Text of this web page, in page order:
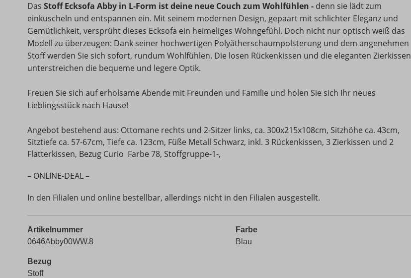
Das Stoff Ecksofa Abby in L-Form ist deine neue Couch zum Wohlfühlen - denn sie lädt zum
einkuscheln und entspannen ein. Mit seinem modernen Design, gepaart mit schlichter Eleganz und
Gemütlichkeit, versprüht dieses Ecksofa ein heimeliges Wohngefühl. Doch nicht nur optisch weiß das
Modell zu überzeugen: Dank seiner hochwertigen Polyätherschaumpolsterung und dem angenehmen
Stoff werden Sie sich sofort, rundum Wohlfühlen. Die losen Rückenkissen und die eleganten Zierkissen
unterstreichen die bequeme und legere Optik.
Freuen Sie sich auf erholsame Abende mit Freunden und Familie und holen Sie sich Ihr neues
Lieblingsstück nach Hause!
Angebot bestehend aus: Ottomane rechts und 2-Sitzer links, ca. 300x215x108cm, Sitzhöhe ca. 43cm,
Sitztiefe ca. 57-67cm, Tiefe ca. 123cm, Füße Metall Schwarz, inkl. 3 Rückenkissen, 3 Zierkissen und 2
Flatterkissen, Bezug Curio Farbe 78, Stoffgruppe-1-,
– ONLINE-DEAL –
In den Filialen und online bestellbar, allerdings nicht in den Filialen ausgestellt.
Artikelnummer
0646Abby00WW.8
Farbe
Blau
Bezug
Stoff